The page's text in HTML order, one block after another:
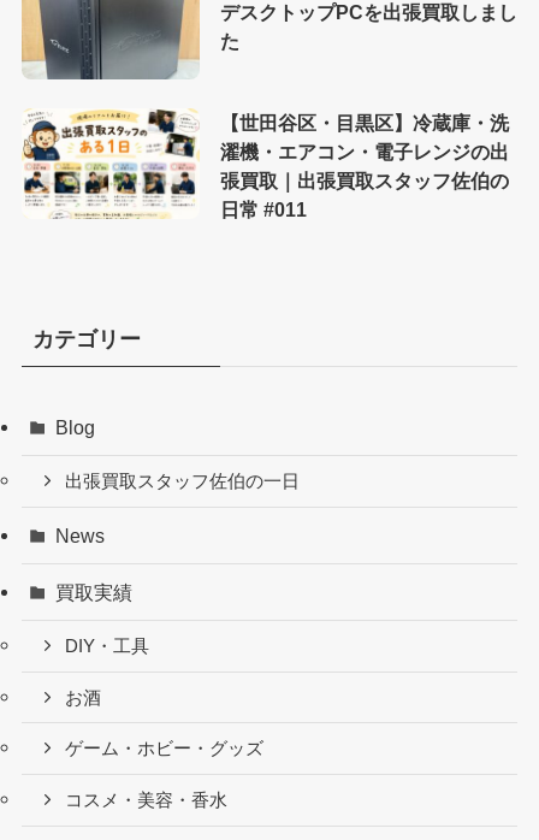
デスクトップPCを出張買取しまし
た
【世田谷区・目黒区】冷蔵庫・洗
濯機・エアコン・電子レンジの出
張買取｜出張買取スタッフ佐伯の
日常 #011
カテゴリー
Blog
出張買取スタッフ佐伯の一日
News
買取実績
DIY・工具
お酒
ゲーム・ホビー・グッズ
コスメ・美容・香水